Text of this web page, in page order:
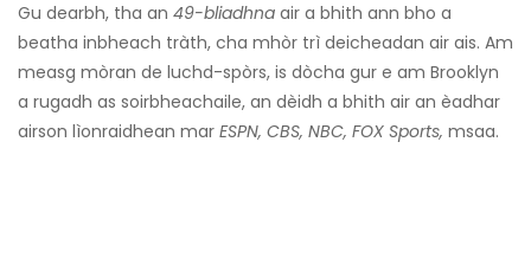
Gu dearbh, tha an 49-bliadhna air a bhith ann bho a
beatha inbheach tràth, cha mhòr trì deicheadan air ais. Am
measg mòran de luchd-spòrs, is dòcha gur e am Brooklyn
a rugadh as soirbheachaile, an dèidh a bhith air an èadhar
airson lìonraidhean mar ESPN, CBS, NBC, FOX Sports, msaa.